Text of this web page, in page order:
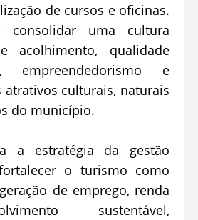
de cursos e oficinas.
uma cultura
acolhimento, qualidade
empreendedorismo e
atrativos culturais, naturais
do município.
a estratégia da gestão
o turismo como
de emprego, renda
sustentável,